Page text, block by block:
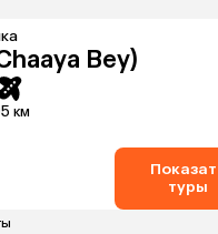
Bey)
км
туры